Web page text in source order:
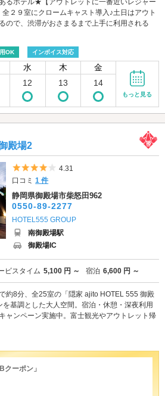
るホテル★【アウトレットに一番近いレジャー
２９室にクロームキャスト導入♪土日はアウト
ので、渋滞がおさまるまで上手に利用される
OK インボイス対応
水 木 金
12 13 14
もっと見る
殿場2
5つ星のうち4
4.31
口コミ1 件
静岡県御殿場市柴怒田962
0550-89-2277
HOTEL555 GROUP
南御殿場駅
御殿場IC
ビスタイム 5,100 円 ～ 宿泊 6,600 円 ～
約8分、全25室の「隠家 ajito HOTEL 555 御殿
基調とした大人空間。宿泊・休憩・深夜利用
ャンペーン実施中。富士観光やアウトレット帰
クーポン」